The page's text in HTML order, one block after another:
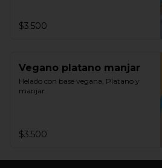
$3.500
Vegano platano manjar
Helado con base vegana, Platano y
manjar
$3.500